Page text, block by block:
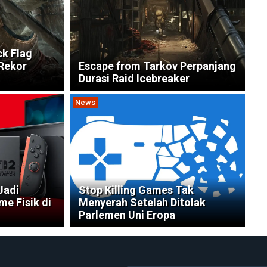
Flag
Escape from Tarkov Perpanjang
Durasi Raid Icebreaker
Fisik di
News
Stop Killing Games Tak
Menyerah Setelah Ditolak
Parlemen Uni Eropa